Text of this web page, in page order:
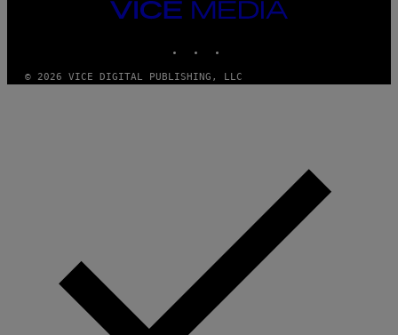
VICE
MEDIA
© 2026 VICE DIGITAL PUBLISHING, LLC